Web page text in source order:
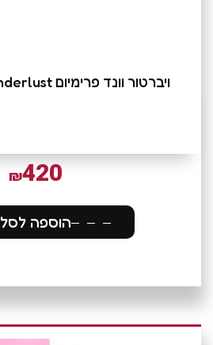
ויברטור וונד פרימיום OhMiBod - Wanderlust
₪420
הוספה לסל